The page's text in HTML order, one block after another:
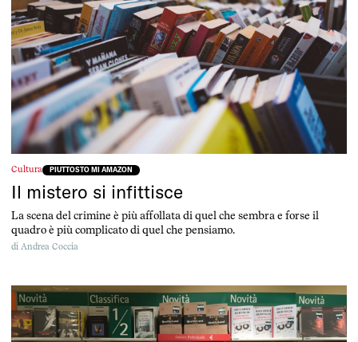
Cultura PIUTTOSTO MI AMAZON
Il mistero si infittisce
La scena del crimine è più affollata di quel che sembra e forse il
quadro è più complicato di quel che pensiamo.
di Andrea Coccia